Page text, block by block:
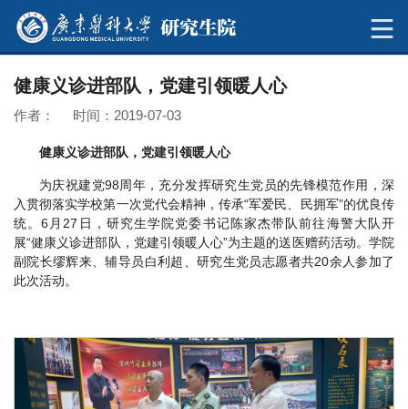
健康义诊进部队，党建引领暖人心
作者： 时间：2019-07-03
健康义诊进部队，党建引领暖人心
为庆祝建党98周年，充分发挥研究生党员的先锋模范作用，深
入贯彻落实学校第一次党代会精神，传承“军爱民、民拥军”的优良传
统。6月27日，研究生学院党委书记陈家杰带队前往海警大队开
展“健康义诊进部队，党建引领暖人心”为主题的送医赠药活动。学院
副院长缪辉来、辅导员白利超、研究生党员志愿者共20余人参加了
此次活动。